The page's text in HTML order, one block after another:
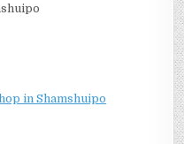
in Shamshuipo